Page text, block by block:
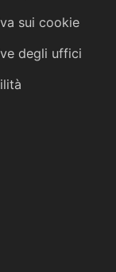
sui cookie
degli uffici